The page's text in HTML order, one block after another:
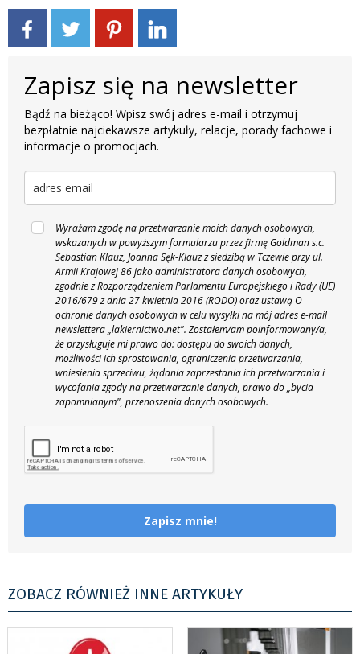
Zapisz się na newsletter
Bądź na bieżąco! Wpisz swój adres e-mail i otrzymuj
bezpłatnie najciekawsze artykuły, relacje, porady fachowe i
informacje o promocjach.
Wyrażam zgodę na przetwarzanie moich danych osobowych,
wskazanych w powyższym formularzu przez firmę Goldman s.c.
Sebastian Klauz, Joanna Sęk-Klauz z siedzibą w Tczewie przy ul.
Armii Krajowej 86 jako administratora danych osobowych,
zgodnie z Rozporządzeniem Parlamentu Europejskiego i Rady (UE)
2016/679 z dnia 27 kwietnia 2016 (RODO) oraz ustawą O
ochronie danych osobowych w celu wysyłki na mój adres e-mail
newslettera „lakiernictwo.net". Zostałem/am poinformowany/a,
że przysługuje mi prawo do: dostępu do swoich danych,
możliwości ich sprostowania, ograniczenia przetwarzania,
wniesienia sprzeciwu, żądania zaprzestania ich przetwarzania i
wycofania zgody na przetwarzanie danych, prawo do „bycia
zapomnianym", przenoszenia danych osobowych.
Zapisz mnie!
ZOBACZ RÓWNIEŻ INNE ARTYKUŁY